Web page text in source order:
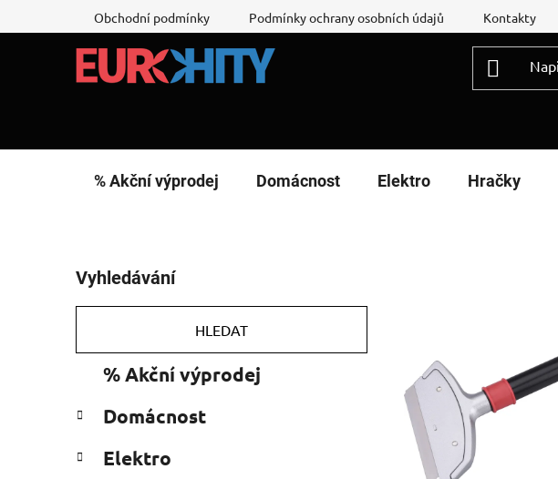
na
Obchodní podmínky Podmínky ochrany osobních údajů Kontakty
% Akční výprodej Domácnost Elektro Hračky
o
s
r
n
í
Vyhledávání
HLEDAT
kategorie
e
o
% Akční výprodej
Domácnost
Elektro